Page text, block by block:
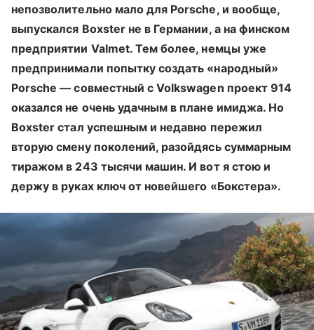
непозволительно мало для Porsche, и вообще,
выпускался Boxster не в Германии, а на финском
предприятии Valmet. Тем более, немцы уже
предпринимали попытку создать «народный»
Porsche — совместный с Volkswagen проект 914
оказался не очень удачным в плане имиджа. Но
Boxster стал успешным и недавно пережил
вторую смену поколений, разойдясь суммарным
тиражом в 243 тысячи машин. И вот я стою и
держу в руках ключ от новейшего «Бокстера».